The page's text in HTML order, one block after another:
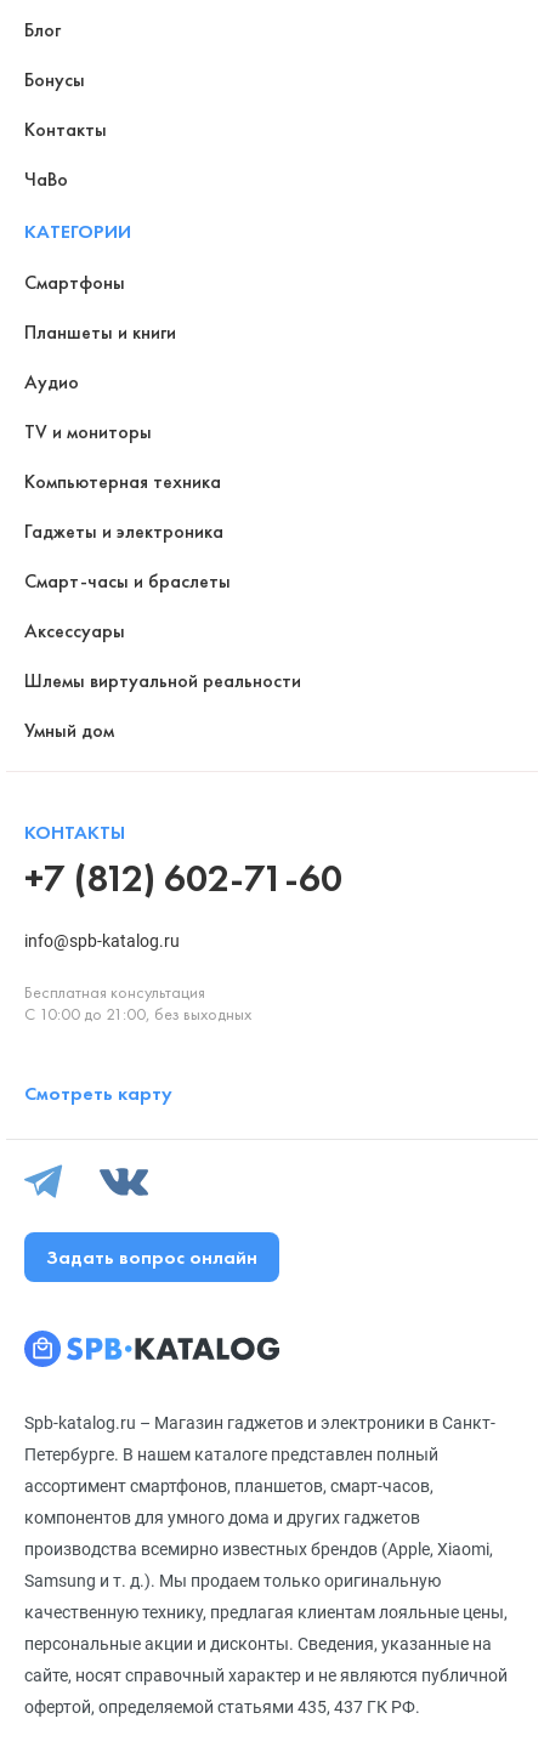
Spb-katalog.ru – Магазин гаджетов и электроники в Санкт-
Петербурге. В нашем каталоге представлен полный
ассортимент смартфонов, планшетов, смарт-часов,
компонентов для умного дома и других гаджетов
производства всемирно известных брендов (Apple, Xiaomi,
Samsung и т. д.). Мы продаем только оригинальную
качественную технику, предлагая клиентам лояльные цены,
персональные акции и дисконты. Сведения, указанные на
сайте, носят справочный характер и не являются публичной
офертой, определяемой статьями 435, 437 ГК РФ.
Блог
Бонусы
Контакты
ЧаВо
КАТЕГОРИИ
Смартфоны
Планшеты и книги
Аудио
TV и мониторы
Компьютерная техника
Гаджеты и электроника
Смарт-часы и браслеты
Аксессуары
Шлемы виртуальной реальности
Умный дом
КОНТАКТЫ
+7 (812) 602-71-60
info@spb-katalog.ru
Бесплатная консультация
С 10:00 до 21:00, без выходных
Смотреть карту
Задать вопрос онлайн